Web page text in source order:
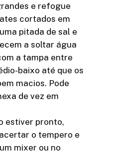
e refogue
cortados em
pitada de sal e
a soltar água
a tampa entre
baixo até que os
macios. Pode
de vez em
estiver pronto,
o tempero e
mixer ou no